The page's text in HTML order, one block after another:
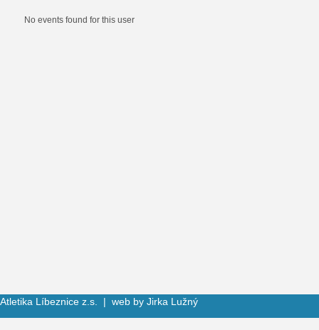
Informative
No events found for this user
Atletika Líbeznice z.s. | web by Jirka Lužný